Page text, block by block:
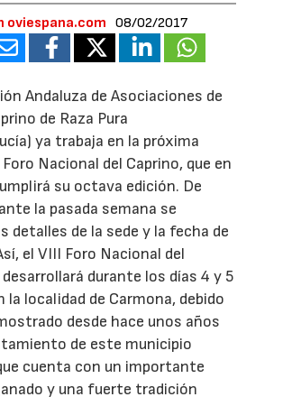
oviespana.com 08/02/2017
Andaluza de Asociaciones de
de Raza Pura
ya trabaja en la próxima
Nacional del Caprino, que en
su octava edición. De
la pasada semana se
detalles de la sede y la fecha de
el VIII Foro Nacional del
durante los días 4 y 5
la localidad de Carmona, debido
desde hace unos años
de este municipio
cuenta con un importante
y una fuerte tradición